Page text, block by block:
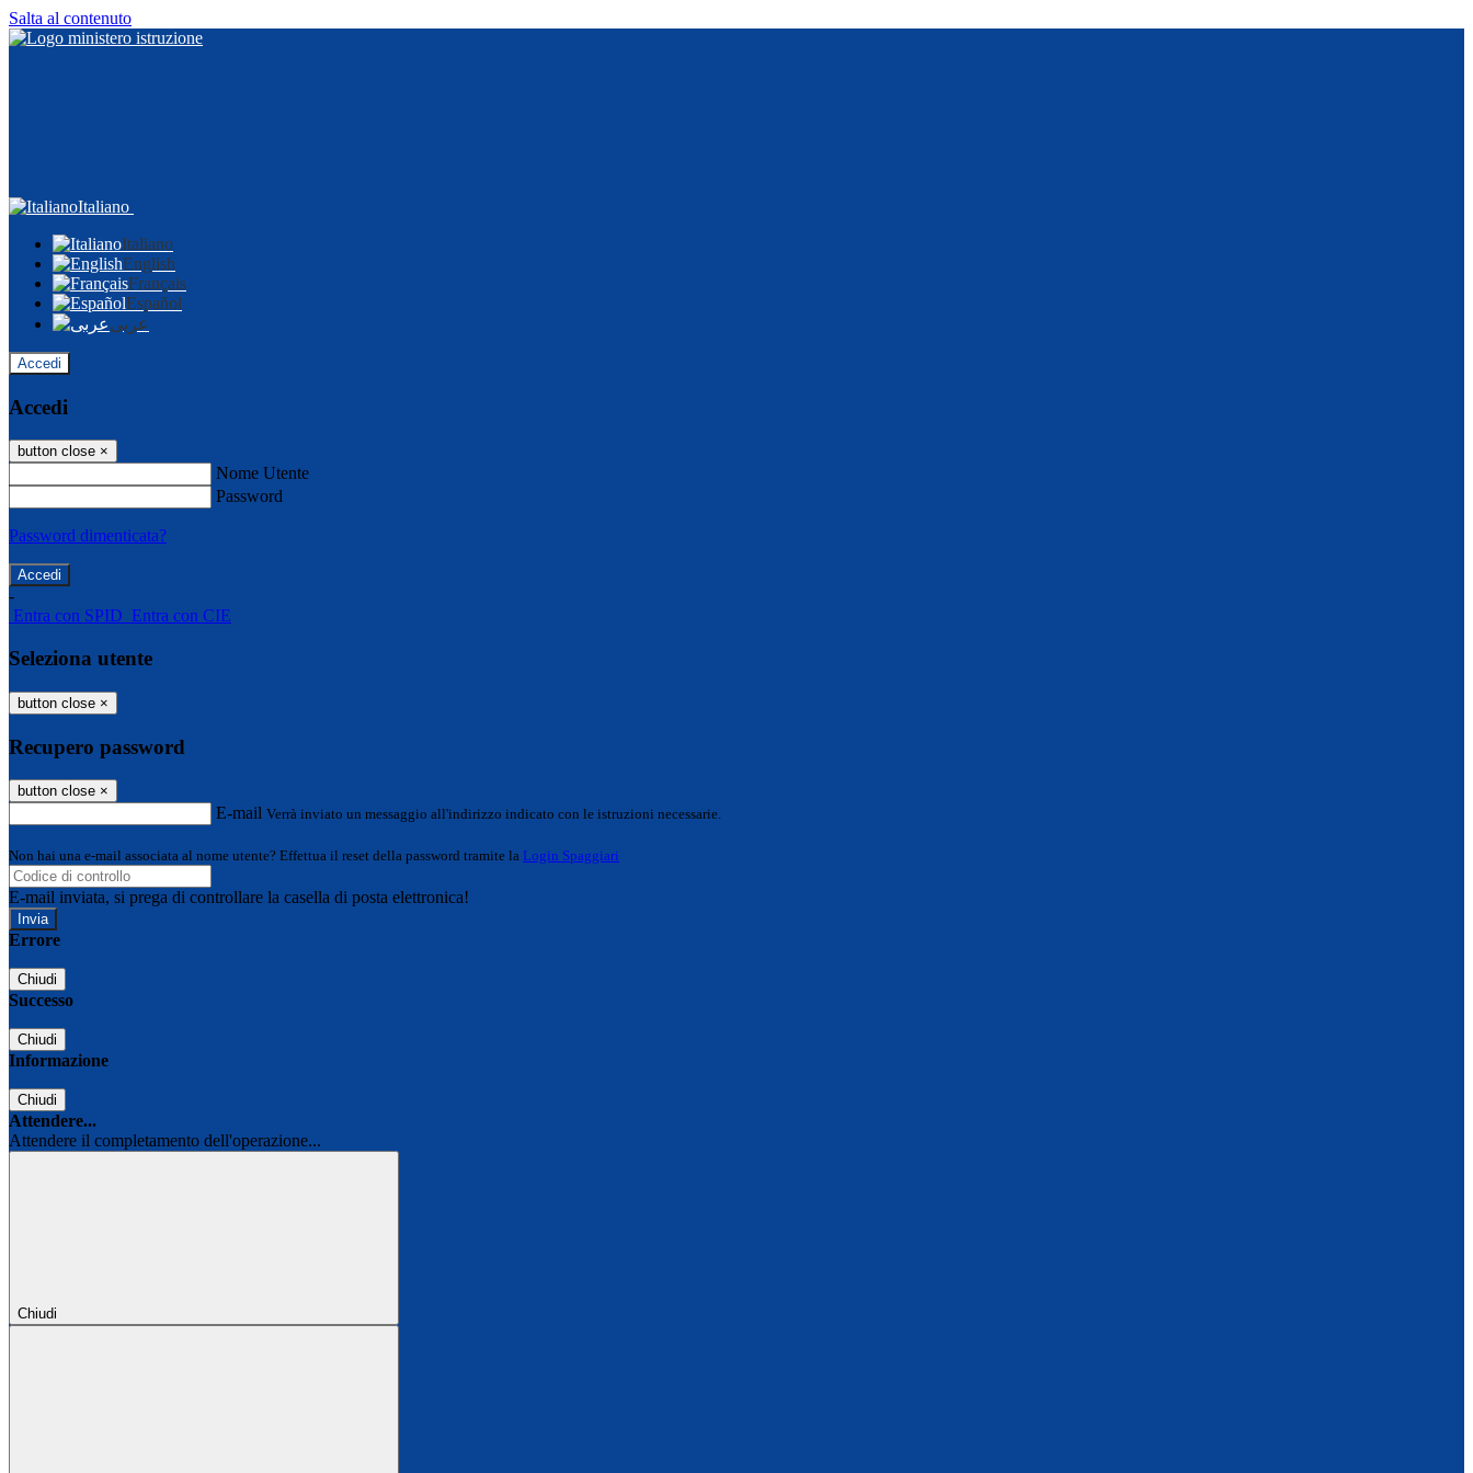
Salta al contenuto
Italiano
Italiano
English
Français
Español
عربى
Accedi
Accedi
button close ×
Nome Utente
Password
Password dimenticata?
-
Entra con SPID Entra con CIE
Seleziona utente
button close ×
Recupero password
button close ×
E-mail Verrà inviato un messaggio all'indirizzo indicato con le istruzioni necessarie.
Non hai una e-mail associata al nome utente? Effettua il reset della password tramite la Login Spaggiari
E-mail inviata, si prega di controllare la casella di posta elettronica!
Errore
Chiudi
Successo
Chiudi
Informazione
Chiudi
Attendere...
Attendere il completamento dell'operazione...
Chiudi